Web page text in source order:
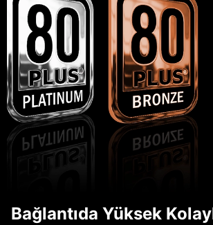
Bağlantıda Yüksek